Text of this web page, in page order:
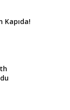
Kapıda!